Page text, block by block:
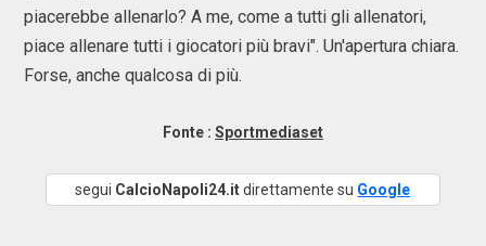
piacerebbe allenarlo? A me, come a tutti gli allenatori,
piace allenare tutti i giocatori più bravi". Un'apertura chiara.
Forse, anche qualcosa di più.
Fonte : Sportmediaset
segui CalcioNapoli24.itdirettamente su Google